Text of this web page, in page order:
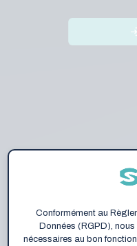
Conformément au
Données (RGPD),
nécessaires au bon